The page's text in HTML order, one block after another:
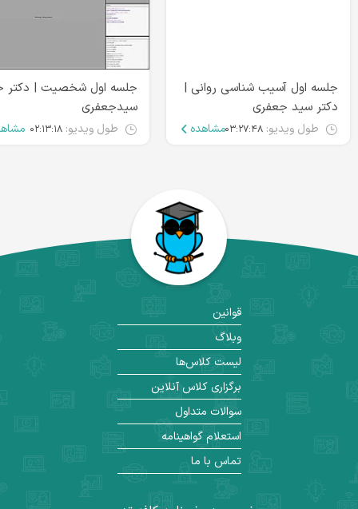
جلسه اول آسیب شناسی روانی |
دکتر سید جعفری
طول ویدیو: ۰۳:۲۷:۴۸مشاهده
جلسه اول شخصیت | دکتر
سیدجعفری
طول ویدیو: ۰۲:۱۳:۱۸
قوانین
وبلاگ
لیست کلاس‌ها
برگزاری کلاس آنلاین
سوالات متداول
استعلام گواهینامه
تماس با ما